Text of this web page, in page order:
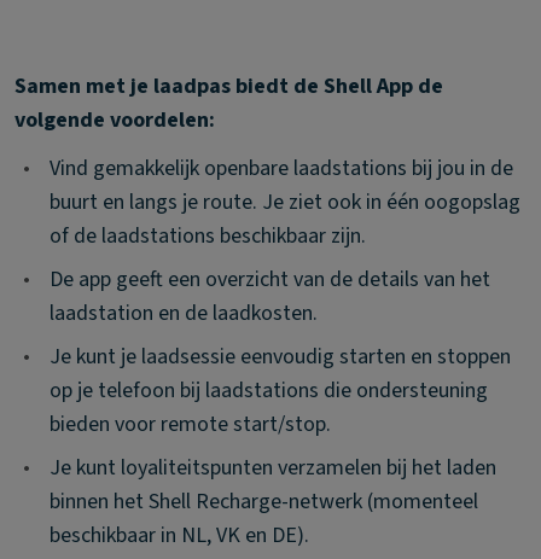
Samen met je laadpas biedt de Shell App de
volgende voordelen:
•
Vind gemakkelijk openbare laadstations bij jou in de
buurt en langs je route. Je ziet ook in één oogopslag
of de laadstations beschikbaar zijn.
•
De app geeft een overzicht van de details van het
laadstation en de laadkosten.
•
Je kunt je laadsessie eenvoudig starten en stoppen
op je telefoon bij laadstations die ondersteuning
bieden voor remote start/stop.
•
Je kunt loyaliteitspunten verzamelen bij het laden
binnen het Shell Recharge-netwerk (momenteel
beschikbaar in NL, VK en DE).